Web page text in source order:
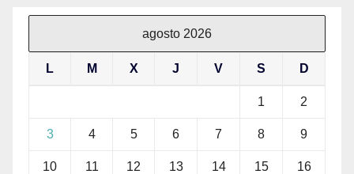
agosto 2026
L M X J V S D
1 2
3 4 5 6 7 8 9
10 11 12 13 14 15 16